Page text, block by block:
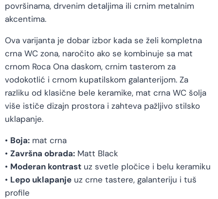
površinama, drvenim detaljima ili crnim metalnim
akcentima.
Ova varijanta je dobar izbor kada se želi kompletna
crna WC zona, naročito ako se kombinuje sa mat
crnom Roca Ona daskom, crnim tasterom za
vodokotlić i crnom kupatilskom galanterijom. Za
razliku od klasične bele keramike, mat crna WC šolja
više ističe dizajn prostora i zahteva pažljivo stilsko
uklapanje.
• Boja: mat crna
• Završna obrada: Matt Black
• Moderan kontrast uz svetle pločice i belu keramiku
• Lepo uklapanje uz crne tastere, galanteriju i tuš
profile